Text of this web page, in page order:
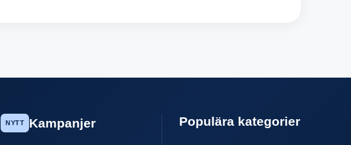
NYTT Kampanjer Populära kategorier